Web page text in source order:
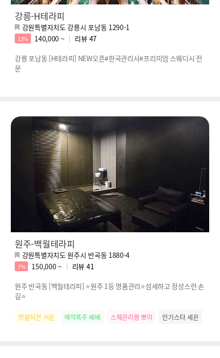
강릉-H테라피
강원특별자치도 강릉시 포남동 1290-1
13% 140,000 ~ 리뷰 47
강릉 포남동 [H테라피] NEW오픈#한국관리사#프리미엄 스웨디시 전
문
원주-백월테라피
강원특별자치도 원주시 반곡동 1880-4
7% 150,000 ~ 리뷰 41
원주 반곡동 [백월테라피] ⭐원주 1등 명품관리⭐섬세하고 정성스런 손
길⭐
명불허전 서윤 예약폭주 베베 스웨관리짱 뽀미 인기스타 세은